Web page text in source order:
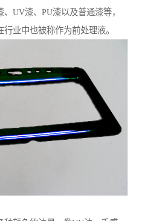
UV漆、PU漆以及普通漆等，
业中也被称作为前处理液。